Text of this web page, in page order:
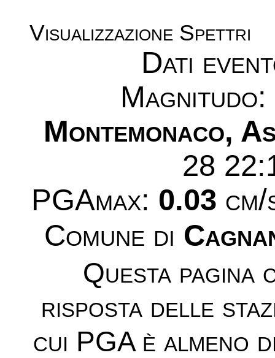
Visualizzazione Spettri
Dati
Magnitudo:
Montemonaco,
28
PGAmax: 0.03
Comune di
Questa
risposta delle
cui PGA è almeno